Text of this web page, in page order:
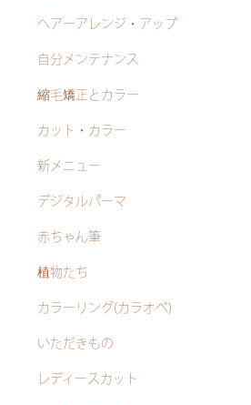
ヘアーアレンジ・アップ
自分メンテナンス
縮毛矯正とカラー
カット・カラー
新メニュー
デジタルパーマ
赤ちゃん筆
植物たち
カラーリング(カラオペ)
いただきもの
レディースカット